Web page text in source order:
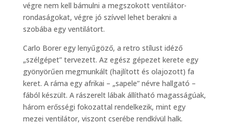
végre nem kell bámulni a megszokott ventilátor-
rondaságokat, végre jó szívvel lehet berakni a
szobába egy ventilátort.
Carlo Borer egy lenyűgöző, a retro stílust idéző
„szélgépet” tervezett. Az egész gépezet kerete egy
gyönyörűen megmunkált (hajlított és olajozott) fa
keret. A ráma egy afrikai – „sapele” névre hallgató –
fából készült. A rászerelt lábak állítható magasságúak,
három erősségi fokozattal rendelkezik, mint egy
mezei ventilátor, viszont cserébe rendkívül halk.